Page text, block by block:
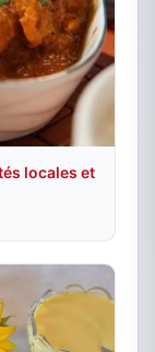
locales et